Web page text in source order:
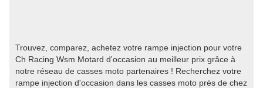
Trouvez, comparez, achetez votre rampe injection pour votre
Ch Racing Wsm Motard d'occasion au meilleur prix grâce à
notre réseau de casses moto partenaires ! Recherchez votre
rampe injection d'occasion dans les casses moto près de chez